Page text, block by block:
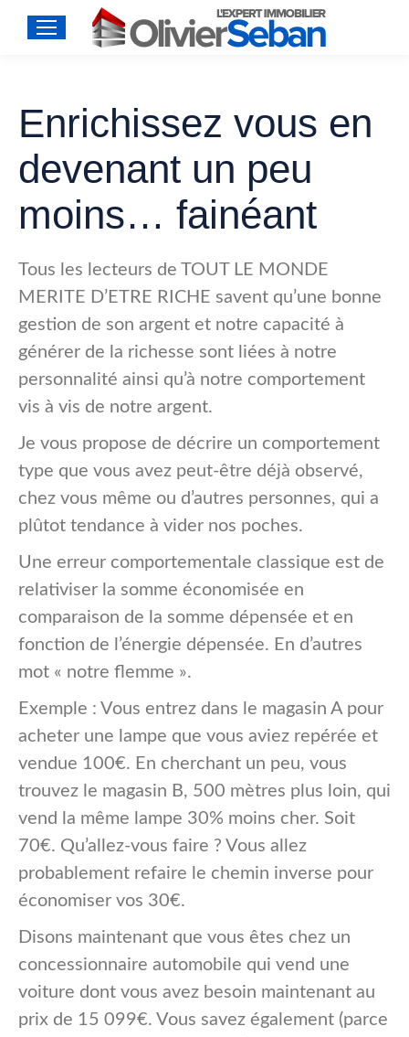
Enrichissez vous en
devenant un peu
moins… fainéant
Tous les lecteurs de TOUT LE MONDE
MERITE D’ETRE RICHE savent qu’une bonne
gestion de son argent et notre capacité à
générer de la richesse sont liées à notre
personnalité ainsi qu’à notre comportement
vis à vis de notre argent.
Je vous propose de décrire un comportement
type que vous avez peut-être déjà observé,
chez vous même ou d’autres personnes, qui a
plûtot tendance à vider nos poches.
Une erreur comportementale classique est de
relativiser la somme économisée en
comparaison de la somme dépensée et en
fonction de l’énergie dépensée. En d’autres
mot « notre flemme ».
Exemple : Vous entrez dans le magasin A pour
acheter une lampe que vous aviez repérée et
vendue 100€. En cherchant un peu, vous
trouvez le magasin B, 500 mètres plus loin, qui
vend la même lampe 30% moins cher. Soit
70€. Qu’allez-vous faire ? Vous allez
probablement refaire le chemin inverse pour
économiser vos 30€.
Disons maintenant que vous êtes chez un
concessionnaire automobile qui vend une
voiture dont vous avez besoin maintenant au
prix de 15 099€. Vous savez également (parce